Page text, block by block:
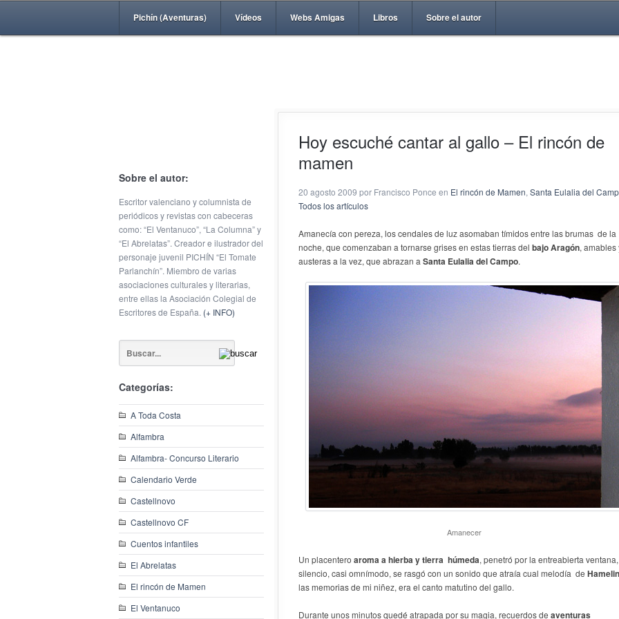
Pichín (Aventuras) Vídeos Webs Amigas Libros Sobre el autor
Sobre el autor:
Escritor valenciano y columnista de
periódicos y revistas con cabeceras
como: “El Ventanuco”, “La Columna” y
“El Abrelatas”. Creador e ilustrador del
personaje juvenil PICHÍN “El Tomate
Parlanchín”. Miembro de varias
asociaciones culturales y literarias,
entre ellas la Asociación Colegial de
Escritores de España. (+ INFO)
Categorías:
A Toda Costa
Alfambra
Alfambra- Concurso Literario
Calendario Verde
Castellnovo
Castellnovo CF
Cuentos infantiles
El Abrelatas
El rincón de Mamen
El Ventanuco
Hoy escuché cantar al gallo – El rincón de
mamen
20 agosto 2009 por Francisco Ponce en El rincón de Mamen, Santa Eulalia del
Todos los artículos
Amanecía con pereza, los cendales de luz asomaban tímidos entre las brumas de la
noche, que comenzaban a tornarse grises en estas tierras del bajo Aragón, amables
austeras a la vez, que abrazan a Santa Eulalia del Campo.
Amanecer
Un placentero aroma a hierba y tierra húmeda, penetró por la entreabierta
silencio, casi omnímodo, se rasgó con un sonido que atraía cual melodía de Hamelin
las memorias de mi niñez, era el canto matutino del gallo.
Durante unos minutos quedé atrapada por su magia, recuerdos de aventuras